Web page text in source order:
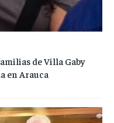
de Villa Gaby
en Arauca